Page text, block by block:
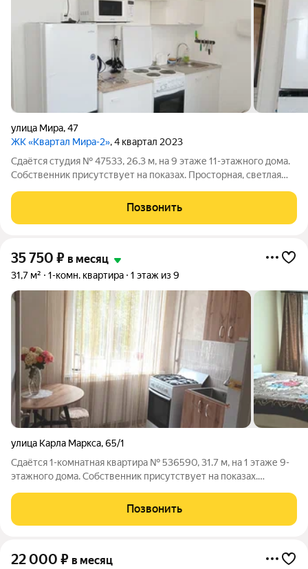
улица Мира,47
ЖК «Квартал Мира-2», 4 квартал 2023
Сдаётся студия № 47533, 26.3 м, на 9 этаже 11-этажного дома.
Собственник присутствует на показах. Просторная, светлая
современным ремонтом и застеклённой лоджией. Полностью
меблирована и готова к
Позвонить
35 750 ₽ в месяц
31,7 м² 1-комн. квартира 1 этаж из 9
улица Карла Маркса,65/1
Сдаётся 1-комнатная квартира № 536590, 31.7 м, на 1 этаже 9-
этажного дома. Собственник присутствует на показах.
оплачиваются отдельно. По условиям проживания: можно с
детьми, можно с питомцами. Срок
Позвонить
22 000 ₽ в месяц